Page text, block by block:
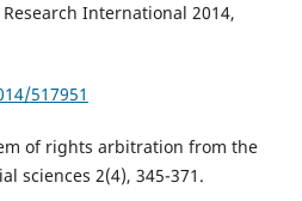
International 2014,
517951
of rights arbitration from the
sciences 2(4), 345-371.